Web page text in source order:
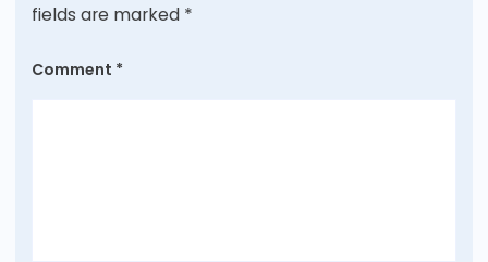
fields are marked *
Comment *